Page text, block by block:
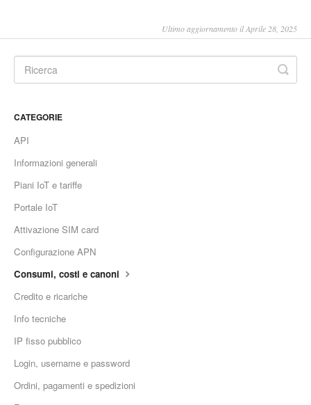
Ultimo aggiornamento il Aprile 28, 2025
CATEGORIE
API
Informazioni generali
Piani IoT e tariffe
Portale IoT
Attivazione SIM card
Configurazione APN
Consumi, costi e canoni
Credito e ricariche
Info tecniche
IP fisso pubblico
Login, username e password
Ordini, pagamenti e spedizioni